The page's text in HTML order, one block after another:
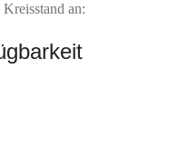
an: